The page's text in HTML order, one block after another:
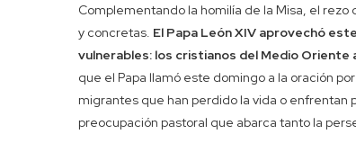
Complementando la homilía de la Misa, el
y concretas. El Papa León XIV aprovechó
vulnerables: los cristianos del Medio
que el Papa llamó este domingo a la oración
migrantes que han perdido la vida o
preocupación pastoral que abarca tanto la